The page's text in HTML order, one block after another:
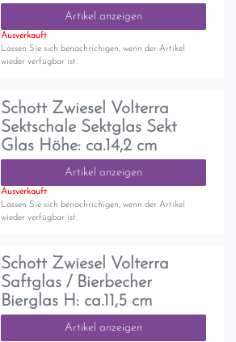
Artikel anzeigen
Ausverkauft
Lassen Sie sich benachrichigen, wenn der Artikel
wieder verfügbar ist.
Schott Zwiesel Volterra
Sektschale Sektglas Sekt
Glas Höhe: ca.14,2 cm
Artikel anzeigen
Ausverkauft
Lassen Sie sich benachrichigen, wenn der Artikel
wieder verfügbar ist.
Schott Zwiesel Volterra
Saftglas / Bierbecher
Bierglas H: ca.11,5 cm
Artikel anzeigen